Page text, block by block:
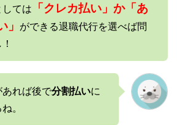
ては 「クレカ払い」か「あ
」 ができる退職代行を選べば問
れば後で分割払いに
。